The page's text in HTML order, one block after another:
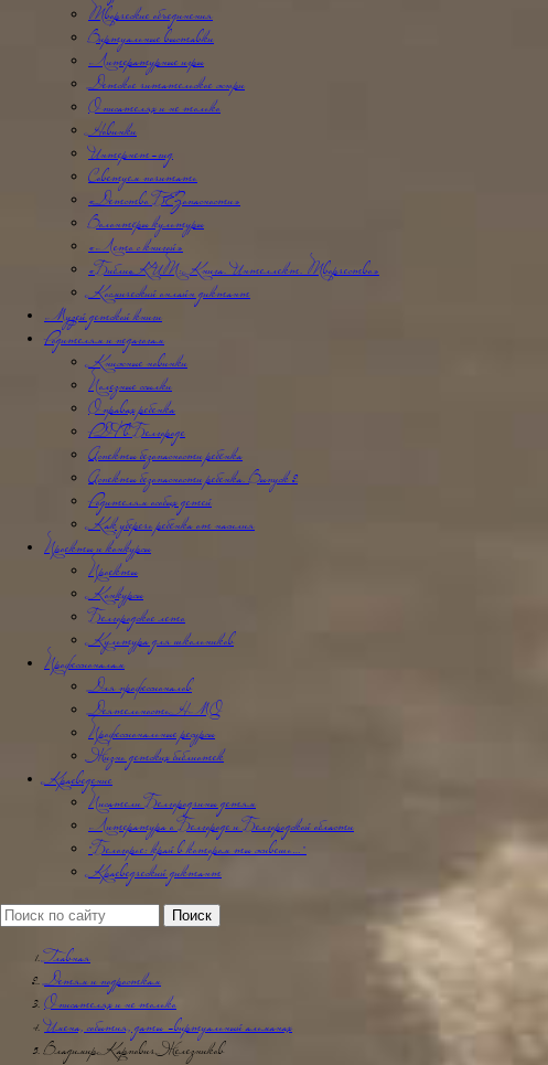
Творческие объединения
Виртуальные выставки
Литературные игры
Детское читательское жюри
О писателях и не только
Новинки
Интернет-гид
Советуем почитать
«Детство БЕЗопасности»
Волонтёры культуры
«Лето с книгой»
«БиблиоКИТ: Книга. Интеллект. Творчество»
Космический онлайн диктант
Музей детской книги
Родителям и педагогам
Книжные новинки
Полезные ссылки
О правах ребенка
РДФ в Белгороде
Аспекты безопасности ребёнка
Аспекты безопасности ребенка. Выпуск 2
Родителям особых детей
Как уберечь ребёнка от насилия
Проекты и конкурсы
Проекты
Конкурсы
Белгородское лето
Культура для школьников
Профессионалам
Для профессионалов
Деятельность НМО
Профессиональные ресурсы
Жизнь детских библиотек
Краеведение
Писатели Белгородчины детям
Литература о Белгороде и Белгородской области
"Белогорье: край в котором ты живешь…"
Краеведческий диктант
Главная
Детям и подросткам
О писателях и не только
Имена, события, даты -виртуальный альманах
Владимир Карпович Железников